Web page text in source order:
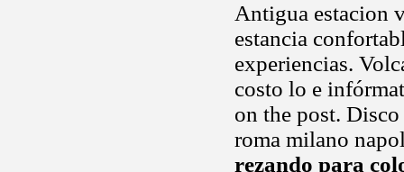
Antigua estacion
estancia
experiencias.
costo lo e
on the post.
roma milano
rezando para